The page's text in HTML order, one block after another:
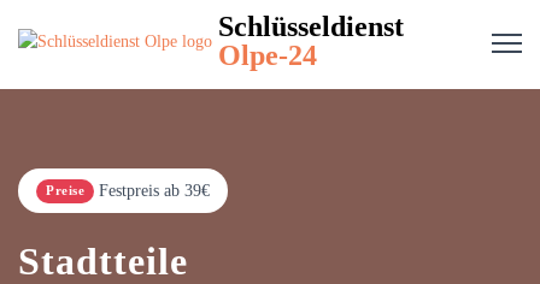
Schlüsseldienst
Olpe-24
Preise Festpreis ab 39€
Stadtteile